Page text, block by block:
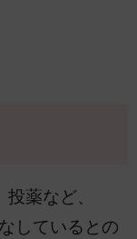
薬など、
しているとの